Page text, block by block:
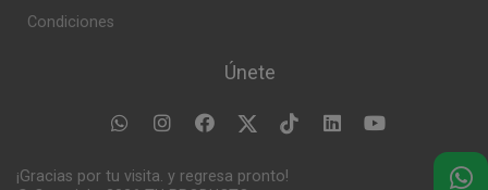
Condiciones
Únete
¡Gracias por tu visita. y regresa pronto!